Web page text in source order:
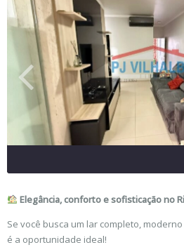
Elegância, conforto e sofisticação no
Se você busca um lar completo,
é a oportunidade ideal!